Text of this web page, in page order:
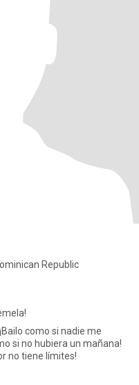
Republic
como si nadie me
si no hubiera un mañana!
no tiene límites!